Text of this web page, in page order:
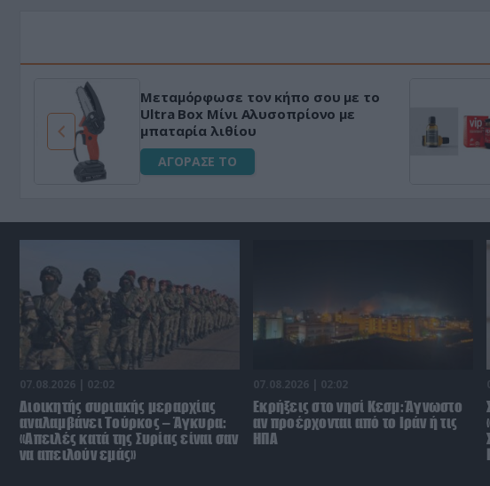
HAPI END: 100% φυτικό διεγερτικό
για άνδρες!
ΑΓΟΡΑΣΕ ΤΟ
07.08.2026 | 02:02
Διοικητής συριακής μεραρχίας
αναλαμβάνει Τούρκος – Άγκυρα:
«Απειλές κατά της Συρίας είναι σαν
να απειλούν εμάς»
07.08.2026 | 02:02
Εκρήξεις στο νησί Κεσμ: Άγνωστο
αν προέρχονται από το Ιράν ή τις
ΗΠΑ